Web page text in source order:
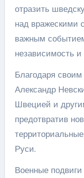
отразить
над вражескими
важным
независимость
Благодаря
Александр
Швецией и
предотвратив
Руси.
Военные